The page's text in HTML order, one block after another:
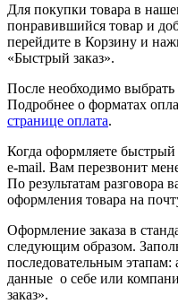
Для покупки товара в
понравившийся товар и
перейдите в Корзину и
«Быстрый заказ».
После необходимо выбрать
Подробнее о форматах
странице оплата.
Когда оформляете
e-mail. Вам перезвонит
По результатам разговора
оформления товара на
Оформление заказа в
следующим образом.
последовательным этапам:
данные о себе или
заказ».